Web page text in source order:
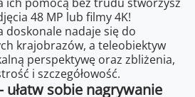
48 MP lub filmy 4K!
doskonale nadaje się do
krajobrazów, a teleobiektyw
perspektywę oraz zbliżenia,
i szczegółowość.
ułatw sobie nagrywanie